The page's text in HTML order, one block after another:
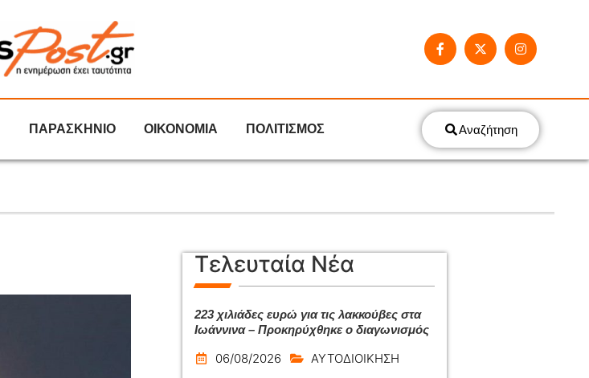
ΠΑΡΑΣΚΗΝΙΟ ΟΙΚΟΝΟΜΙΑ ΠΟΛΙΤΙΣΜΟΣ Αναζήτηση
Τελευταία Νέα
223 χιλιάδες ευρώ για τις λακκούβες στα
Ιωάννινα – Προκηρύχθηκε ο διαγωνισμός
06/08/2026 ΑΥΤΟΔΙΟΙΚΗΣΗ